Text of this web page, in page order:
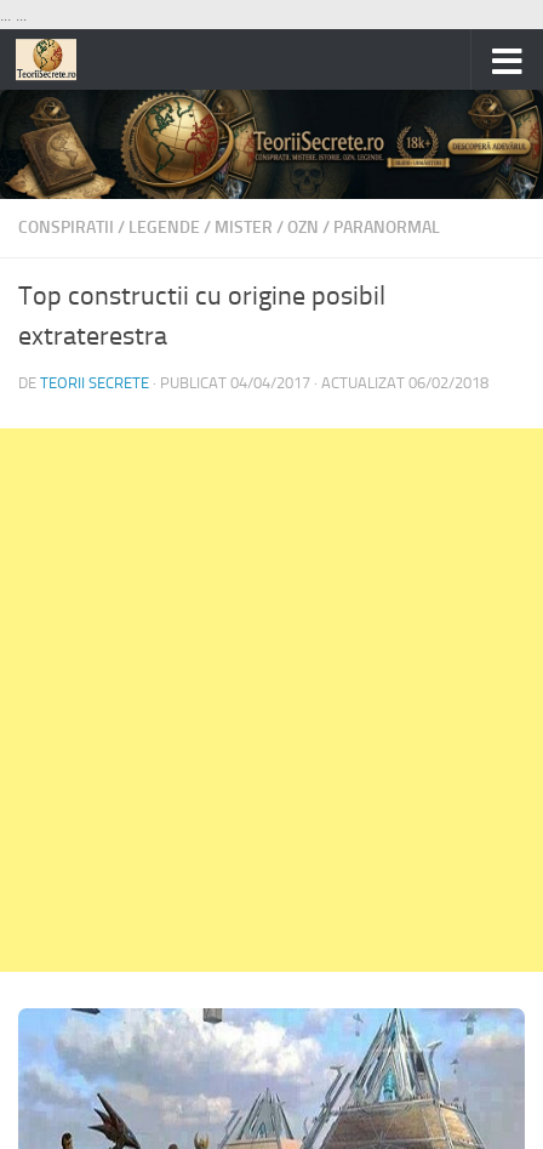
... ...
Skip to content
CONSPIRATII / LEGENDE / MISTER /OZN / PARANORMAL
Top constructii cu origine posibil
extraterestra
DE TEORII SECRETE · PUBLICAT 04/04/2017 · ACTUALIZAT 06/02/2018